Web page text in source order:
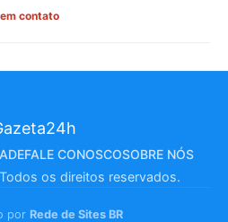
contato
FALE CONOSCOSOBRE NÓS
os direitos reservados.
por Rede de Sites BR